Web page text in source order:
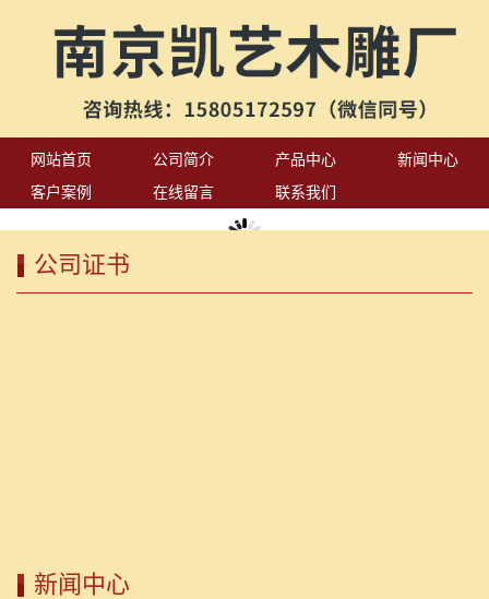
网站首页 公司简介 产品中心
新闻中心
客户案例
在线留言 联系我们
公司证书
新闻中心